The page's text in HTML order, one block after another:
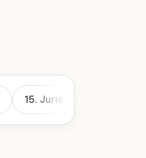
15. Juris.